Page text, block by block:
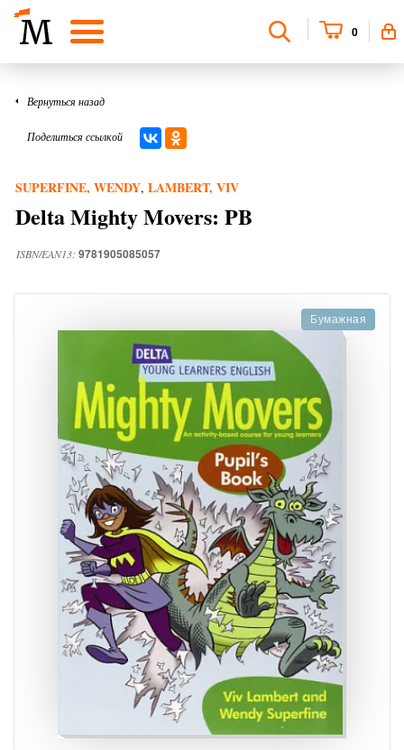
0
Вернуться назад
Поделиться ссылкой
SUPERFINE, WENDY, LAMBERT, VIV
Delta Mighty Movers: PB
ISBN/EAN13: 9781905085057
Бумажная